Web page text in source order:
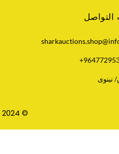
التواصل
نينوى
© 2024 Created with